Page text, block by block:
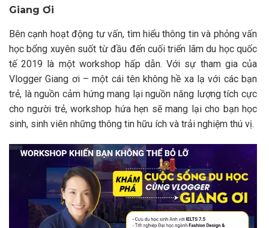
Giang Ơi
Bên cạnh hoạt động tư vấn, tìm hiểu thông tin và phỏng vấn
học bổng xuyên suốt từ đầu đến cuối triển lãm du học quốc
tế 2019 là một workshop hấp dẫn. Với sự tham gia của
Vlogger Giang ơi – một cái tên không hề xa lạ với các bạn
trẻ, là nguồn cảm hứng mang lại nguồn năng lượng tích cực
cho người trẻ, workshop hứa hẹn sẽ mang lại cho bạn học
sinh, sinh viên những thông tin hữu ích và trải nghiệm thú vị.